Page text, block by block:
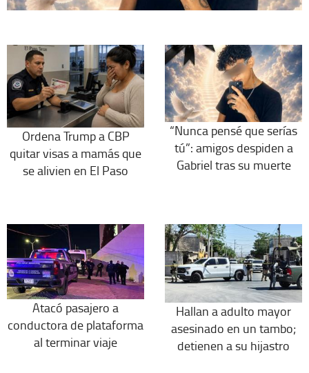
Ordena Trump a CBP
quitar visas a mamás que
se alivien en El Paso
“Nunca pensé que serías
tú”: amigos despiden a
Gabriel tras su muerte
Atacó pasajero a
conductora de plataforma
al terminar viaje
Hallan a adulto mayor
asesinado en un tambo;
detienen a su hijastro